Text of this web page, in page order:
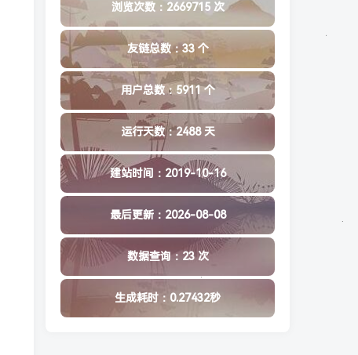
浏览次数：2669715 次
友链总数：33 个
用户总数：5911 个
运行天数：2488 天
建站时间：2019-10-16
最后更新：2026-08-08
数据查询：23 次
生成耗时：0.27432秒